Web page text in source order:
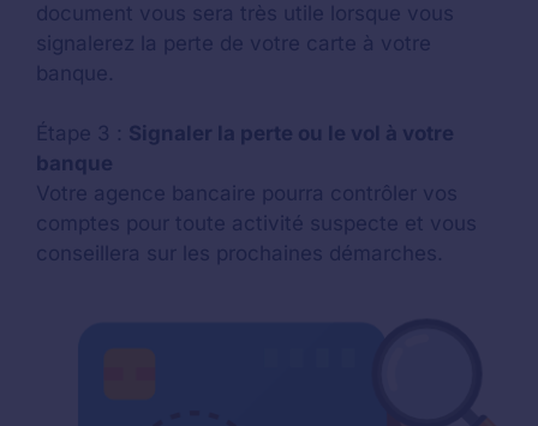
document vous sera très utile lorsque vous
signalerez la perte de votre carte à votre
banque.
Étape 3 : Signaler la perte ou le vol à votre
banque
Votre agence bancaire pourra contrôler vos
comptes pour toute activité suspecte et vous
conseillera sur les prochaines démarches.